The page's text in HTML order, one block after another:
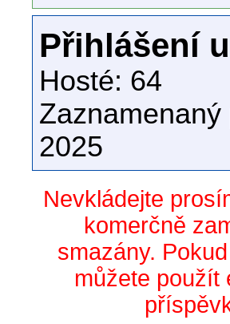
Přihlášení
Hosté: 64
2025
Nevkládejte
komerčně
smazány.
můžete použít